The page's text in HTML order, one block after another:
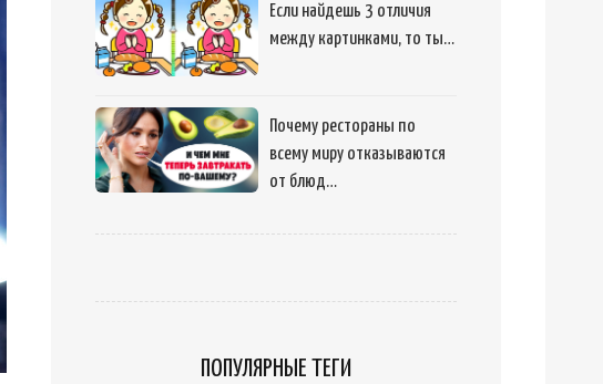
Если найдешь 3 отличия
между картинками, то ты…
Почему рестораны по
всему миру отказываются
от блюд…
ПОПУЛЯРНЫЕ ТЕГИ